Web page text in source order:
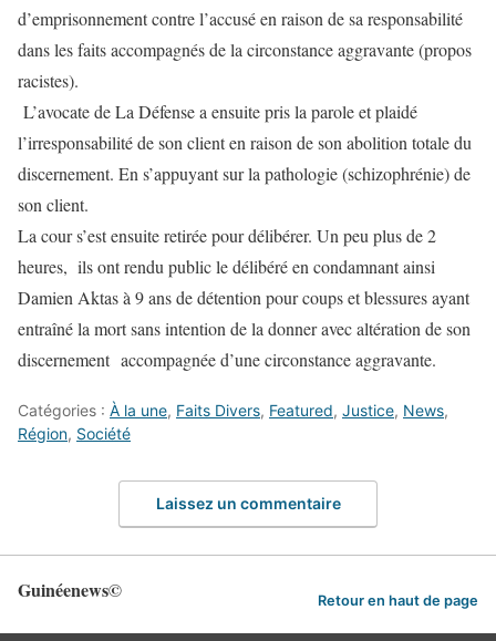
d’emprisonnement contre l’accusé en raison de sa responsabilité
dans les faits accompagnés de la circonstance aggravante (propos
racistes).
L’avocate de La Défense a ensuite pris la parole et plaidé
l’irresponsabilité de son client en raison de son abolition totale du
discernement. En s’appuyant sur la pathologie (schizophrénie) de
son client.
La cour s’est ensuite retirée pour délibérer. Un peu plus de 2
heures, ils ont rendu public le délibéré en condamnant ainsi
Damien Aktas à 9 ans de détention pour coups et blessures ayant
entraîné la mort sans intention de la donner avec altération de son
discernement accompagnée d’une circonstance aggravante.
Catégories : À la une, Faits Divers, Featured, Justice, News,
Région, Société
Laissez un commentaire
Guinéenews© Retour en haut de page